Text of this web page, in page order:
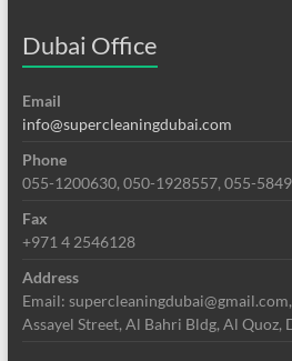
Dubai Office
Email
info@supercleaningdubai.com
Phone
055-1200630, 050-1928557, 055-
Fax
+971 4 2546128
Address
Email:
Assayel Street, Al Bahri Bldg, Al Quoz,